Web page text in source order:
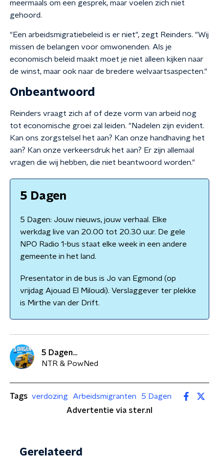
meermaals om een gesprek, maar voelen zich niet
gehoord.
"Een arbeidsmigratiebeleid is er niet", zegt Reinders. "Wij
missen de belangen voor omwonenden. Als je
economisch beleid maakt moet je niet alleen kijken naar
de winst, maar ook naar de bredere welvaartsaspecten."
Onbeantwoord
Reinders vraagt zich af of deze vorm van arbeid nog
tot economische groei zal leiden. "Nadelen zijn evident.
Kan ons zorgstelsel het aan? Kan onze handhaving het
aan? Kan onze verkeersdruk het aan? Er zijn allemaal
vragen die wij hebben, die niet beantwoord worden."
5 Dagen
5 Dagen: Jouw nieuws, jouw verhaal. Elke
werkdag live van 20.00 tot 20.30 uur. De gele
NPO Radio 1-bus staat elke week in een andere
gemeente in het land.
Presentator in de bus is Jo van Egmond (op
vrijdag Ajouad El Miloudi). Verslaggever ter plekke
is Mirthe van der Drift.
5 Dagen...
NTR & PowNed
Tags verdozing Arbeidsmigranten
5 Dagen
Advertentie via ster.nl
Gerelateerd